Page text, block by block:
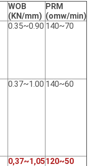
WOB
(KN/mm)
PRM
(omw/min)
0.35~0.90 140~70
0.37~1.00 140~60
0,37~1,05120~50